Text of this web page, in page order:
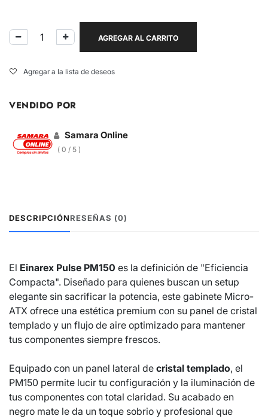
AGREGAR AL CARRITO
Agregar a la lista de deseos
VENDIDO POR
Samara Online
( 0 / 5 )
DESCRIPCIÓNRESEÑAS (0)
El Einarex Pulse PM150 es la definición de "Eficiencia
Compacta". Diseñado para quienes buscan un setup
elegante sin sacrificar la potencia, este gabinete Micro-
ATX ofrece una estética premium con su panel de cristal
templado y un flujo de aire optimizado para mantener
tus componentes siempre frescos.
Equipado con un panel lateral de cristal templado, el
PM150 permite lucir tu configuración y la iluminación de
tus componentes con total claridad. Su acabado en
negro mate le da un toque sobrio y profesional que